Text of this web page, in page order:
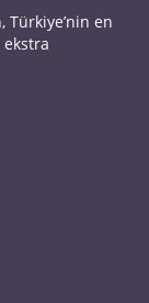
Türkiye’nin en